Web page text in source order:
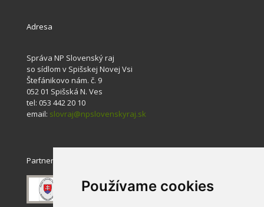
Používame cookies
Adresa
Správa NP Slovenský raj
so sídlom v Spišskej Novej Vsi
Štefánikovo nám. č. 9
052 01 Spišská N. Ves
tel: 053 442 20 10
email: slovraj@npslovenskyraj.sk
Partneri